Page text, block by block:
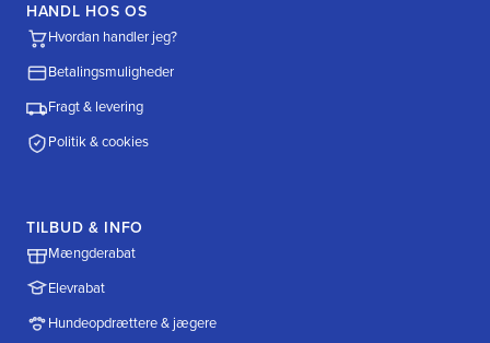
HANDL HOS OS
Hvordan handler jeg?
Betalingsmuligheder
Fragt & levering
Politik & cookies
TILBUD & INFO
Mængderabat
Elevrabat
Hundeopdrættere & jægere